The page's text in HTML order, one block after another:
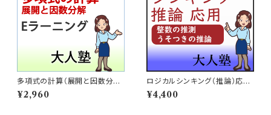
多項式の計算（展開と因数分
解）【大人のやり直し数学】
¥2,960
ロジカルシンキング（推論）応用
2～整数の推測応用、うそつきの
推測
¥4,400